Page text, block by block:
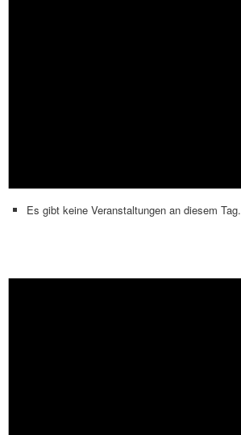
Es gibt keine Veranstaltungen an diesem Tag.